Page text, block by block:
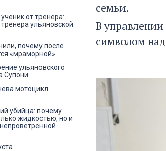
семьи.
В
символом
от тренера:
ульяновской
почему после
«мраморной»
ульяновского
Супони
мотоцикл
убийца: почему
жидкостью, но и